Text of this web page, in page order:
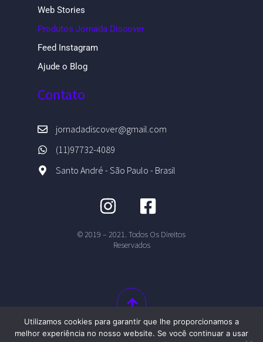
Web Stories
Produtos Jornada Discover
Feed Instagram
Ajude o Blog
Contato
jornadadiscover@gmail.com
(11)97732-4089
Santo André - São Paulo - Brasil
© 2019 – 2021. Todos Os Direitos
Reservados
Utilizamos cookies para garantir que lhe proporcionamos a
melhor experiência no nosso website. Se você continuar a usar